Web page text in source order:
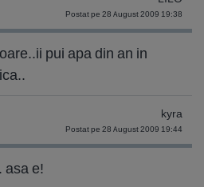
Postat pe 28 August 2009 19:38
pui apa din an in
kyra
Postat pe 28 August 2009 19:44
asa e!